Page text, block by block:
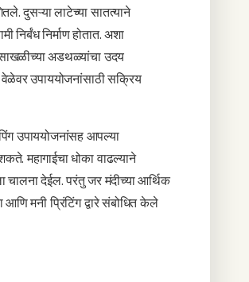
दुसऱ्या लाटेच्या सातत्याने
निर्बंध निर्माण होतात. अशा
साखळीच्या अडथळ्यांचा उदय
वेळेवर उपाययोजनांसाठी सक्रिय
उपाययोजनांसह आपल्या
महागाईचा धोका वाढल्याने
देईल. परंतु जर मंदीच्या आर्थिक
मनी प्रिंटिंग द्वारे संबोधित केले